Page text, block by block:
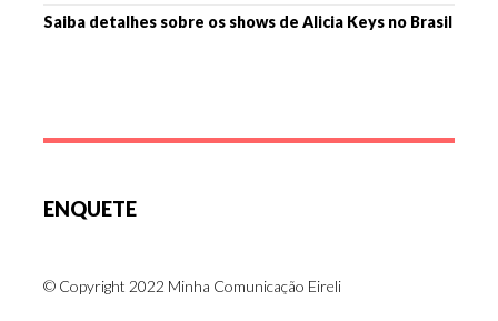
Saiba detalhes sobre os shows de Alicia Keys no Brasil
ENQUETE
© Copyright 2022 Minha Comunicação Eireli